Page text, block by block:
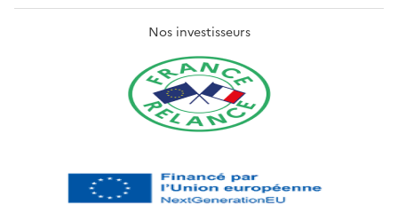
Nos investisseurs